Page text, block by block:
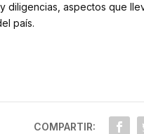
diligencias, aspectos que
país.
COMPARTIR: